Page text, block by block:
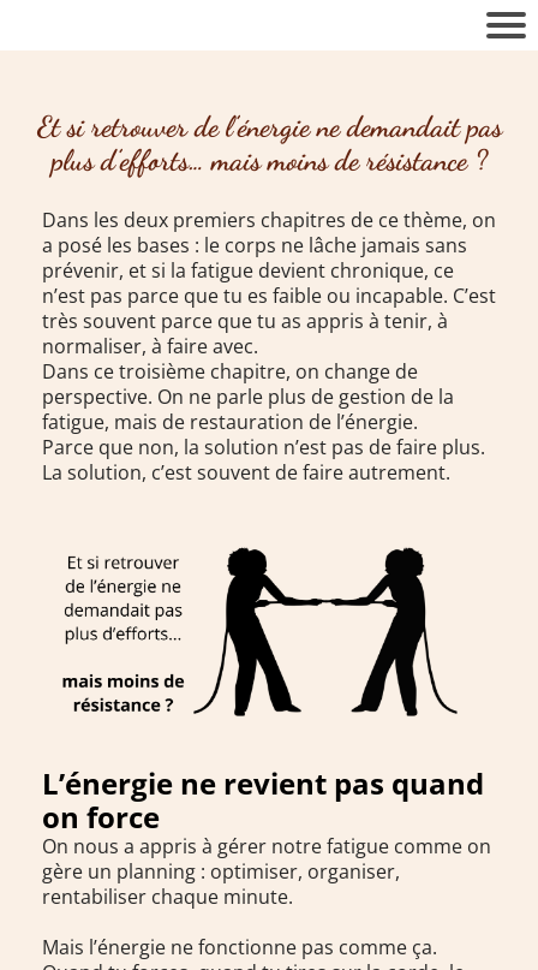
Et si retrouver de l’énergie ne demandait pas
plus d’efforts… mais moins de résistance ?
Dans les deux premiers chapitres de ce thème, on
a posé les bases : le corps ne lâche jamais sans
prévenir, et si la fatigue devient chronique, ce
n’est pas parce que tu es faible ou incapable. C’est
très souvent parce que tu as appris à tenir, à
normaliser, à faire avec.
Dans ce troisième chapitre, on change de
perspective. On ne parle plus de gestion de la
fatigue, mais de restauration de l’énergie.
Parce que non, la solution n’est pas de faire plus.
La solution, c’est souvent de faire autrement.
L’énergie ne revient pas quand
on force
On nous a appris à gérer notre fatigue comme on
gère un planning : optimiser, organiser,
rentabiliser chaque minute.
Mais l’énergie ne fonctionne pas comme ça.